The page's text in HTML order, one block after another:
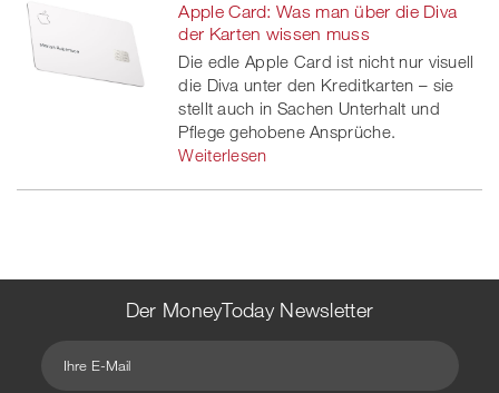
Apple Card: Was man über die Diva
der Karten wissen muss
Die edle Apple Card ist nicht nur visuell
die Diva unter den Kreditkarten – sie
stellt auch in Sachen Unterhalt und
Pflege gehobene Ansprüche.
Weiterlesen
Der MoneyToday Newsletter